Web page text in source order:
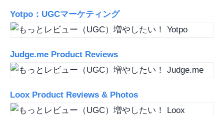
Yotpo：UGCマーケティング
Judge.me Product Reviews
Loox Product Reviews & Photos